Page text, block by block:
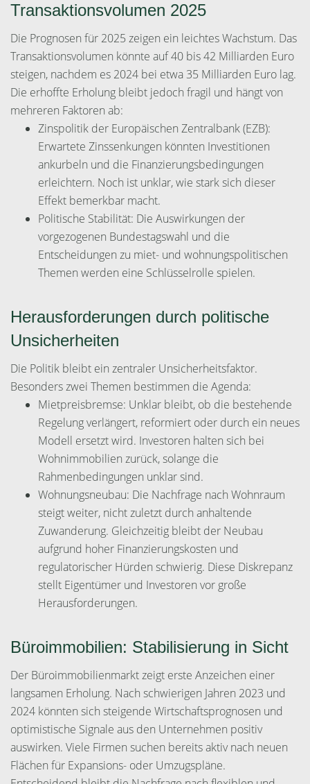
Transaktionsvolumen 2025
Die Prognosen für 2025 zeigen ein leichtes Wachstum. Das
Transaktionsvolumen könnte auf 40 bis 42 Milliarden Euro
steigen, nachdem es 2024 bei etwa 35 Milliarden Euro lag.
Die erhoffte Erholung bleibt jedoch fragil und hängt von
mehreren Faktoren ab:
Zinspolitik der Europäischen Zentralbank (EZB):
Erwartete Zinssenkungen könnten Investitionen
ankurbeln und die Finanzierungsbedingungen
erleichtern. Noch ist unklar, wie stark sich dieser
Effekt bemerkbar macht.
Politische Stabilität: Die Auswirkungen der
vorgezogenen Bundestagswahl und die
Entscheidungen zu miet- und wohnungspolitischen
Themen werden eine Schlüsselrolle spielen.
Herausforderungen durch politische
Unsicherheiten
Die Politik bleibt ein zentraler Unsicherheitsfaktor.
Besonders zwei Themen bestimmen die Agenda:
Mietpreisbremse: Unklar bleibt, ob die bestehende
Regelung verlängert, reformiert oder durch ein neues
Modell ersetzt wird. Investoren halten sich bei
Wohnimmobilien zurück, solange die
Rahmenbedingungen unklar sind.
Wohnungsneubau: Die Nachfrage nach Wohnraum
steigt weiter, nicht zuletzt durch anhaltende
Zuwanderung. Gleichzeitig bleibt der Neubau
aufgrund hoher Finanzierungskosten und
regulatorischer Hürden schwierig. Diese Diskrepanz
stellt Eigentümer und Investoren vor große
Herausforderungen.
Büroimmobilien: Stabilisierung in Sicht
Der Büroimmobilienmarkt zeigt erste Anzeichen einer
langsamen Erholung. Nach schwierigen Jahren 2023 und
2024 könnten sich steigende Wirtschaftsprognosen und
optimistische Signale aus den Unternehmen positiv
auswirken. Viele Firmen suchen bereits aktiv nach neuen
Flächen für Expansions- oder Umzugspläne.